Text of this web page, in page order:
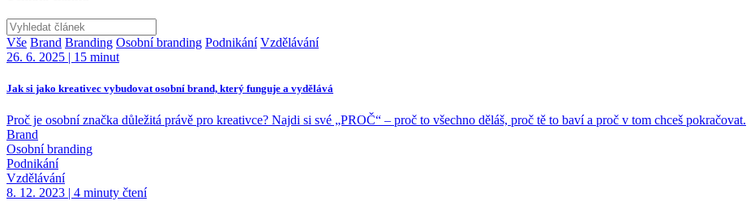
Vyhledávání
Vše Brand Branding Osobní branding Podnikání Vzdělávání
26. 6. 2025 | 15 minut
Jak si jako kreativec vybudovat osobní brand, který funguje a vydělává
Proč je osobní značka důležitá právě pro kreativce? Najdi si své „PROČ“ – proč to všechno děláš, proč tě to baví a proč v tom chceš pokračovat.
Brand
Osobní branding
Podnikání
Vzdělávání
8. 12. 2023 | 4 minuty čtení